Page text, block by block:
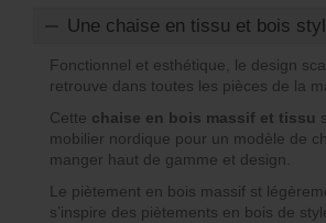
Une chaise en tissu et bois
Fonctionnel et esthétique, le design
retrouve dans toutes les pièces de la
Cette chaise en bois massif et tissu
mobilier nordique pour un modèle de
manger haut de gamme et design.
Le piètement en bois massif st
s’inspire des piètements en bois de